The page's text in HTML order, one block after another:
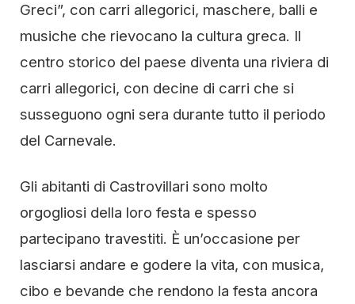
Greci”, con carri allegorici, maschere, balli e
musiche che rievocano la cultura greca. Il
centro storico del paese diventa una riviera di
carri allegorici, con decine di carri che si
susseguono ogni sera durante tutto il periodo
del Carnevale.
Gli abitanti di Castrovillari sono molto
orgogliosi della loro festa e spesso
partecipano travestiti. È un’occasione per
lasciarsi andare e godere la vita, con musica,
cibo e bevande che rendono la festa ancora